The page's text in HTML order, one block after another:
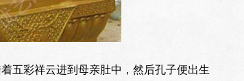
五彩祥云进到母亲肚中，然后孔子便出生